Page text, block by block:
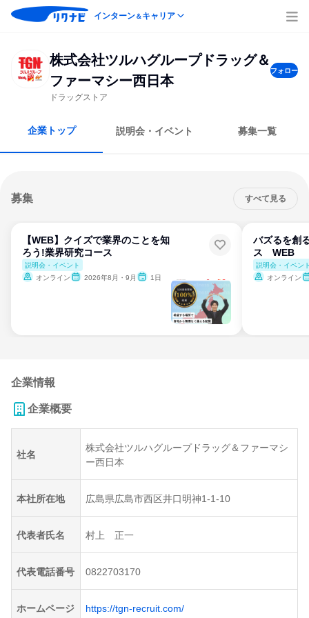
インターン＆キャリア
株式会社ツルハグループドラッグ＆
ファーマシー西日本
フォロー
ドラッグストア
企業トップ 説明会・イベント 募集一覧
募集 すべて見る
【WEB】クイズで業界のことを知
ろう!業界研究コース
説明会・イベント
オンライン
2026年8月・9月 1日
バズるを創
ス WEB
説明会・イベン
オンライン
企業情報
企業概要
社名
株式会社ツルハグループドラッグ＆ファーマシ
ー西日本
本社所在地 広島県広島市西区井口明神1-1-10
代表者氏名 村上 正一
代表電話番号 0822703170
ホームページ https://tgn-recruit.com/